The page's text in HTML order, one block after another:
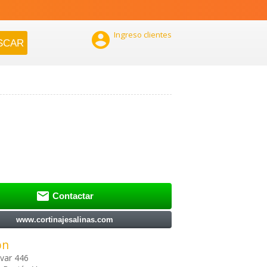
 Ingreso clientes
 Contactar
www.cortinajesalinas.com
446